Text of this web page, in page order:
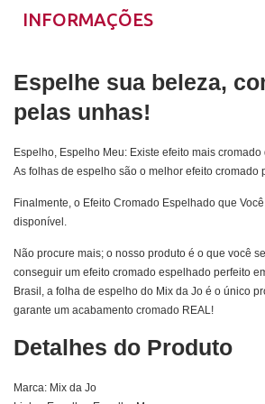
INFORMAÇÕES
Espelhe sua beleza,
pelas unhas!
Espelho, Espelho Meu: Existe efeito mais
As folhas de espelho são o melhor efeito cromado
Finalmente, o Efeito Cromado Espelhado que
disponível.
Não procure mais; o nosso produto é o que você
conseguir um efeito cromado espelhado perfeito
Brasil, a folha de espelho do Mix da Jo é o único
garante um acabamento cromado REAL!
Detalhes do Produto
Marca: Mix da Jo